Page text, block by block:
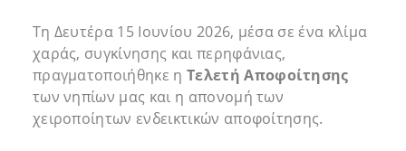
Τη Δευτέρα 15 Ιουνίου 2026, μέσα σε ένα κλίμα
χαράς, συγκίνησης και περηφάνιας,
πραγματοποιήθηκε η Τελετή Αποφοίτησης
των νηπίων μας και η απονομή των
χειροποίητων ενδεικτικών αποφοίτησης.